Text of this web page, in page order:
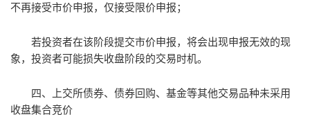
不再接受市价申报，仅接受限价申报；
若投资者在该阶段提交市价申报，将会出现申报无效的现
象，投资者可能损失收盘阶段的交易时机。
四、上交所债券、债券回购、基金等其他交易品种未采用
收盘集合竞价